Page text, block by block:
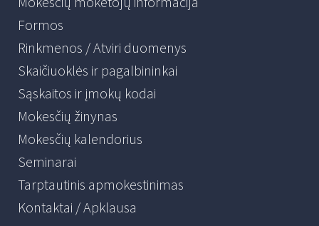
Formos
Rinkmenos / Atviri duomenys
Skaičiuoklės ir pagalbininkai
Sąskaitos ir įmokų kodai
Mokesčių žinynas
Mokesčių kalendorius
Seminarai
Tarptautinis apmokestinimas
Kontaktai / Apklausa